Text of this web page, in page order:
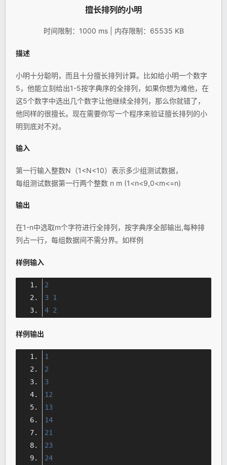
擅长排列的小明
时间限制：1000 ms | 内存限制：65535 KB
描述
小明十分聪明，而且十分擅长排列计算。比如给小明一个数字
5，他能立刻给出1-5按字典序的全排列，如果你想为难他，在
这5个数字中选出几个数字让他继续全排列，那么你就错了，
他同样的很擅长。现在需要你写一个程序来验证擅长排列的小
明到底对不对。
输入
第一行输入整数N（1<N<10）表示多少组测试数据，
每组测试数据第一行两个整数 n m (1<n<9,0<m<=n)
输出
在1-n中选取m个字符进行全排列，按字典序全部输出,每种排
列占一行，每组数据间不需分界。如样例
样例输入
2
3 1
4 2
样例输出
1
2
3
12
13
14
21
23
24